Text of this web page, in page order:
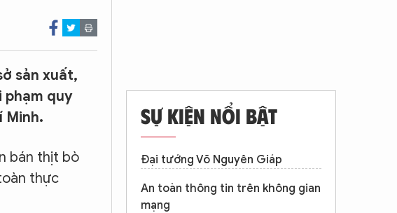
sản xuất,
phạm quy
Minh.
bán thịt bò
thực
SỰ KIỆN NỔI BẬT
Đại tướng Võ Nguyên Giáp
An toàn thông tin trên không gian
mạng